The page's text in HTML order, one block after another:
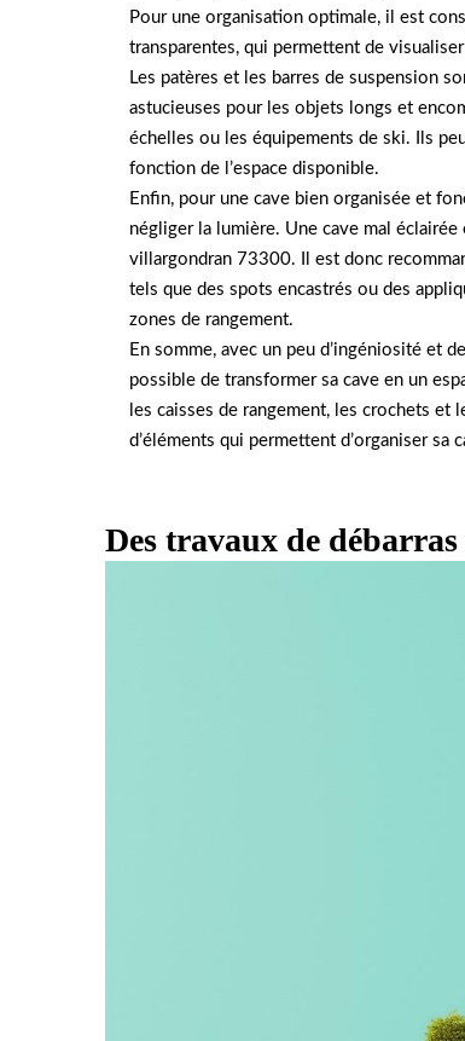
Pour une organisation optimale, il est
transparentes, qui permettent de
Les patères et les barres de suspension
astucieuses pour les objets longs et
échelles ou les équipements de ski. Ils
fonction de l’espace disponible.
Enfin, pour une cave bien organisée et
négliger la lumière. Une cave mal
villargondran 73300. Il est donc
tels que des spots encastrés ou des
zones de rangement.
En somme, avec un peu d’ingéniosité et
possible de transformer sa cave en un
les caisses de rangement, les crochets et
d’éléments qui permettent d’organiser sa
Des travaux de